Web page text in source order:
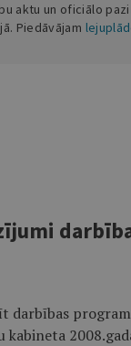
aktu un oficiālo
Piedāvājam
darbības
kabineta